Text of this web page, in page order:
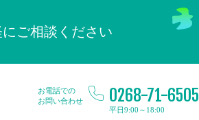
ご相談ください
お電話での
お問い合わせ
0268-71-6505
平日9:00～18:00